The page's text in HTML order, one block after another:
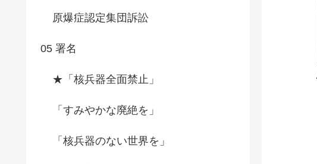
原爆症認定集団訴訟
05 署名
★「核兵器全面禁止」
「すみやかな廃絶を」
「核兵器のない世界を」